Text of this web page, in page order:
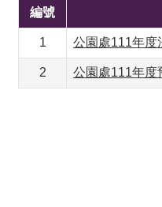
編號
1 公園處111年度
2 公園處111年度